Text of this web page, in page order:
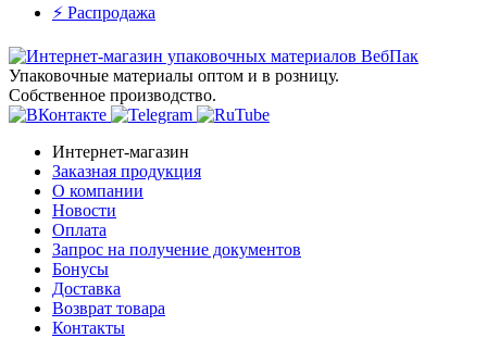
⚡️ Распродажа
Упаковочные материалы оптом и в розницу.
Собственное производство.
Интернет-магазин
Заказная продукция
О компании
Новости
Оплата
Запрос на получение документов
Бонусы
Доставка
Возврат товара
Контакты